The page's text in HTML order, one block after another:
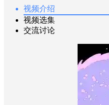
视频介绍
视频选集
交流讨论